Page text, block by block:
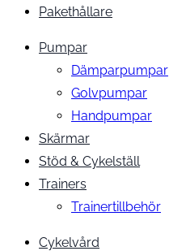
Pakethållare
Pumpar
Dämparpumpar
Golvpumpar
Handpumpar
Skärmar
Stöd & Cykelställ
Trainers
Trainertillbehör
Cykelvård